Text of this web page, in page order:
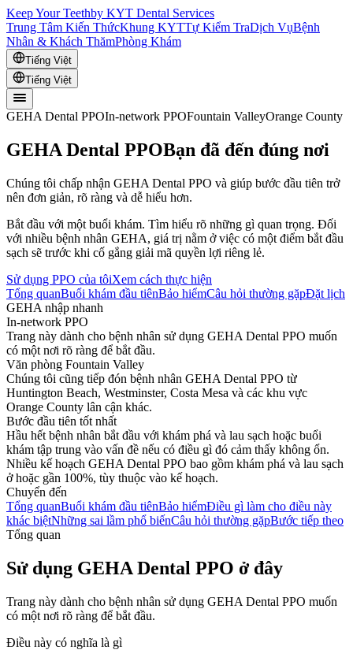
Keep Your Teethby KYT Dental Services
Trung Tâm Kiến ThứcKhung KYTTự Kiểm TraDịch VụBệnh
Nhân & Khách ThămPhòng Khám
Tiếng Việt
Tiếng Việt
GEHA Dental PPOIn-network PPOFountain ValleyOrange County
GEHA Dental PPOBạn đã đến đúng nơi
Chúng tôi chấp nhận GEHA Dental PPO và giúp bước đầu tiên trở
nên đơn giản, rõ ràng và dễ hiểu hơn.
Bắt đầu với một buổi khám. Tìm hiểu rõ những gì quan trọng. Đối
với nhiều bệnh nhân GEHA, giá trị nằm ở việc có một điểm bắt đầu
sạch sẽ trước khi cố gắng giải mã quyền lợi riêng lẻ.
Sử dụng PPO của tôiXem cách thực hiện
Tổng quanBuổi khám đầu tiênBảo hiểmCâu hỏi thường gặpĐặt lịch
GEHA nhập nhanh
In-network PPO
Trang này dành cho bệnh nhân sử dụng GEHA Dental PPO muốn
có một nơi rõ ràng để bắt đầu.
Văn phòng Fountain Valley
Chúng tôi cũng tiếp đón bệnh nhân GEHA Dental PPO từ
Huntington Beach, Westminster, Costa Mesa và các khu vực
Orange County lân cận khác.
Bước đầu tiên tốt nhất
Hầu hết bệnh nhân bắt đầu với khám phá và lau sạch hoặc buổi
khám tập trung vào vấn đề nếu có điều gì đó cảm thấy không ổn.
Nhiều kế hoạch GEHA Dental PPO bao gồm khám phá và lau sạch
ở hoặc gần 100%, tùy thuộc vào kế hoạch.
Chuyển đến
Tổng quanBuổi khám đầu tiênBảo hiểmĐiều gì làm cho điều này
khác biệtNhững sai lầm phổ biếnCâu hỏi thường gặpBước tiếp theo
Tổng quan
Sử dụng GEHA Dental PPO ở đây
Trang này dành cho bệnh nhân sử dụng GEHA Dental PPO muốn
có một nơi rõ ràng để bắt đầu.
Điều này có nghĩa là gì